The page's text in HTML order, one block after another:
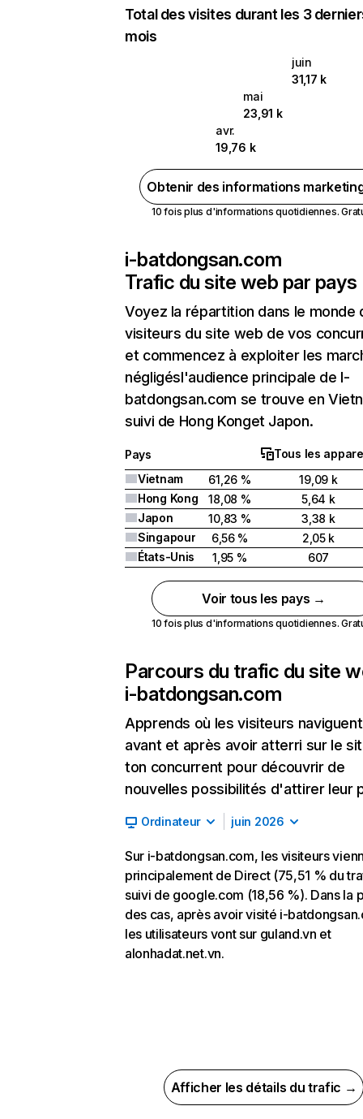
Total des visites durant les 3
mois
juin
31,17 k
mai
23,91 k
avr.
19,76 k
Obtenir des informations
10 fois plus d'informations quotidiennes.
i-batdongsan.com
Trafic du site web par pays
Voyez la répartition dans le monde
visiteurs du site web de vos
et commencez à exploiter les
négligésl'audience principale de I-
batdongsan.com se trouve en
suivi de Hong Konget Japon.
Pays
Tous les
Vietnam
61,26 %
19,09 k
Hong Kong
18,08 %
5,64 k
Japon
10,83 %
3,38 k
Singapour
6,56 %
2,05 k
États-Unis
1,95 % 607
Voir tous les pays →
10 fois plus d'informations quotidiennes.
Parcours du trafic du site
i-batdongsan.com
Apprends où les visiteurs naviguent
avant et après avoir atterri sur le
ton concurrent pour découvrir de
nouvelles possibilités d'attirer leur
Ordinateur juin 2026
Sur i-batdongsan.com, les visiteurs
principalement de Direct (75,51 % du
suivi de google.com (18,56 %). Dans la
des cas, après avoir visité i-
les utilisateurs vont sur guland.vn et
alonhadat.net.vn.
Afficher les détails du trafic →